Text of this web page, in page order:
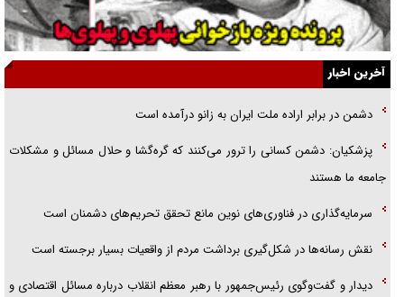
گفت‌وگو با آیت‌الله جاودان/ جفای مخالفان مکانت معنوی رهبر شهید را
ارتقا می‌داد
راننده مست به قانون می‌خندد
همه آقای دوربینی شده‌ایم!
قصه ناتمام سرویس مدارس
آخرین اخبار
دشمن در برابر اراده ملت ایران به زانو درآمده است
پزشکیان: دشمن کسانی را ترور می‌کنند که گره‌گشا و حلال مسائل و مشکلات
جامعه ما هستند
سرمایه‌گذاری در فناوری‌های نوین مانع تحقق تحریم‌های دشمنان است
نقش رسانه‌ها در شکل‌گیری برداشت مردم از واقعیات بسیار برجسته است
دیدار و گفت‌وگوی رئیس‌جمهور با رهبر معظم انقلاب درباره مسائل اقتصادی و